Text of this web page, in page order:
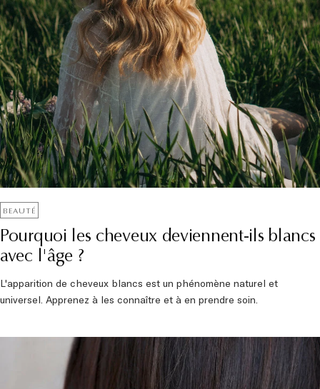
BEAUTÉ
Pourquoi les cheveux deviennent-ils blancs
avec l'âge ?
L'apparition de cheveux blancs est un phénomène naturel et
universel. Apprenez à les connaître et à en prendre soin.